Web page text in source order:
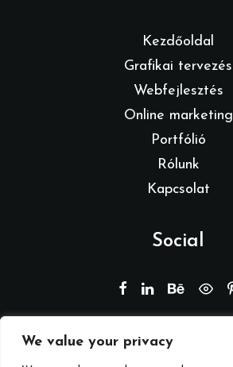
We value your privacy
Kezdőoldal
Grafikai tervezés
Webfejlesztés
Online marketing
Portfólió
Rólunk
Kapcsolat
Social